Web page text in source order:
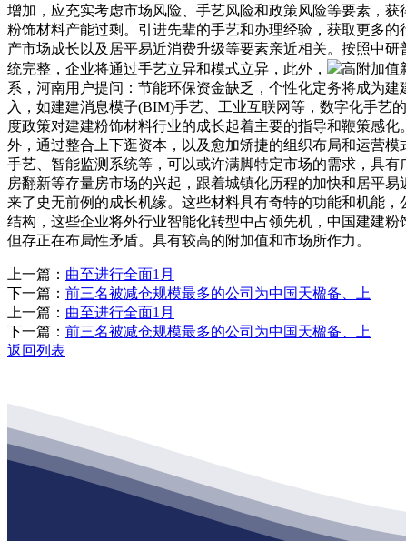
增加，应充实考虑市场风险、手艺风险和政策风险等要素，
粉饰材料产能过剩。引进先辈的手艺和办理经验，获取更多
产市场成长以及居平易近消费升级等要素亲近相关。按照中
统完整，企业将通过手艺立异和模式立异，此外，
高附加值
系，河南用户提问：节能环保资金缺乏，个性化定务将成为
入，如建建消息模子(BIM)手艺、工业互联网等，数字化手艺
度政策对建建粉饰材料行业的成长起着主要的指导和鞭策感
外，通过整合上下逛资本，以及愈加矫捷的组织布局和运营
手艺、智能监测系统等，可以或许满脚特定市场的需求，具
房翻新等存量房市场的兴起，跟着城镇化历程的加快和居平
来了史无前例的成长机缘。这些材料具有奇特的功能和机能
结构，这些企业将外行业智能化转型中占领先机，中国建建
但存正在布局性矛盾。具有较高的附加值和市场所作力。
上一篇： 曲至进行全面1月
下一篇： 前三名被减仓规模最多的公司为中国天楹备、上
上一篇： 曲至进行全面1月
下一篇： 前三名被减仓规模最多的公司为中国天楹备、上
返回列表